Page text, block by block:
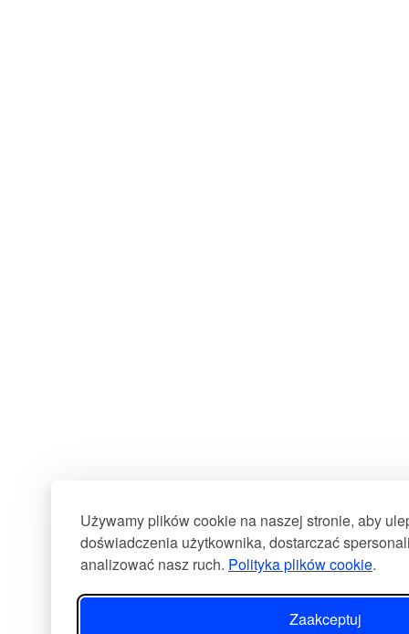
Używamy plików cookie na naszej stronie, aby
doświadczenia użytkownika, dostarczać
analizować nasz ruch. Polityka plików cookie.
Zaakceptuj